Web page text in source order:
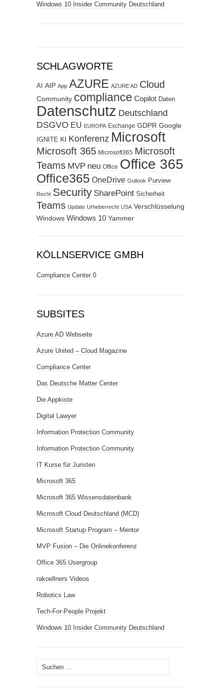
Windows 10 Insider Community Deutschland
SCHLAGWORTE
AI AIP App AZURE AZURE AD Cloud
Community compliance Copilot Daten
Datenschutz Deutschland
DSGVO EU EUROPA Exchange GDPR Google
IGNITE KI Konferenz Microsoft
Microsoft 365 Microsoft365 Microsoft
Teams MVP neu Office Office 365
Office365 OneDrive Outlook Purview
Recht Security SharePoint Sicherheit
Teams Update Urheberrecht USA Verschlüsselung
Windows Windows 10 Yammer
KÖLLNSERVICE GMBH
Compliance Center 0
SUBSITES
Azure AD Webseite
Azure United – Cloud Magazine
Compliance Center
Das Deutsche Matter Center
Die Appkiste
Digital Lawyer
Information Protection Community
Information Protection Community
IT Kurse für Juristen
Microsoft 365
Microsoft 365 Wissensdatenbank
Microsoft Cloud Deutschland (MCD)
Microsoft Startup Program – Mentor
MVP Fusion – Die Onlinekonferenz
Office 365 Usergroup
rakoellners Videos
Robotics Law
Tech-For-People Projekt
Windows 10 Insider Community Deutschland
Suchen
nach: